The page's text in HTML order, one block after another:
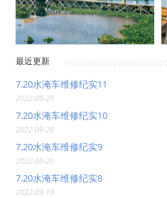
最近更新
7.20水淹车维修纪实11
2022-09-29
7.20水淹车维修纪实10
2022-09-26
7.20水淹车维修纪实9
2022-09-20
7.20水淹车维修纪实8
2022-09-19